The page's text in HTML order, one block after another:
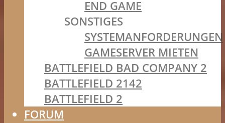
END GAME
SONSTIGES
SYSTEMANFORDERUNGEN
GAMESERVER MIETEN
BATTLEFIELD BAD COMPANY 2
BATTLEFIELD 2142
BATTLEFIELD 2
FORUM